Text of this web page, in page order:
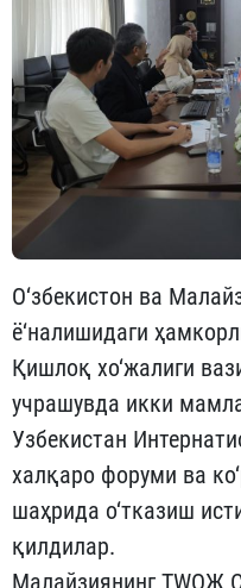
О‘збекистон ва
ё‘налишидаги
Қишлоқ хо‘жалиги
учрашувда икки
Узбекистан
халқаро форуми ва
шаҳрида о‘тказиш
қилдилар.
Малайзиянинг ТWОЖ